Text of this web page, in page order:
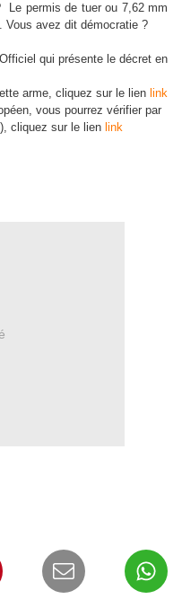
Le permis de tuer ou 7,62 mm
Vous avez dit démocratie ?
qui présente le décret en
arme, cliquez sur le lien link
vous pourrez vérifier par
cliquez sur le lien link